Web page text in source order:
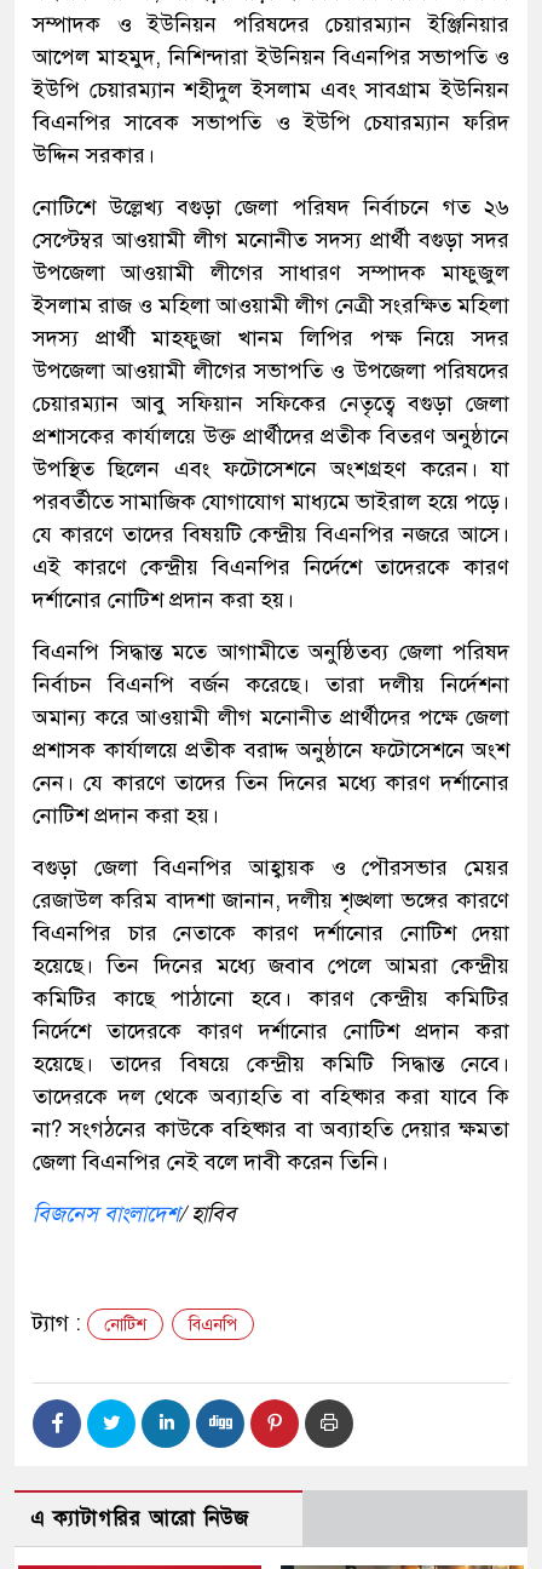
সম্পাদক ও ইউনিয়ন পরিষদের চেয়ারম্যান ইঞ্জিনিয়ার
আপেল মাহমুদ, নিশিন্দারা ইউনিয়ন বিএনপির সভাপতি ও
ইউপি চেয়ারম্যান শহীদুল ইসলাম এবং সাবগ্রাম ইউনিয়ন
বিএনপির সাবেক সভাপতি ও ইউপি চেযারম্যান ফরিদ
উদ্দিন সরকার।
নোটিশে উল্লেখ্য বগুড়া জেলা পরিষদ নির্বাচনে গত ২৬
সেপ্টেম্বর আওয়ামী লীগ মনোনীত সদস্য প্রার্থী বগুড়া সদর
উপজেলা আওয়ামী লীগের সাধারণ সম্পাদক মাফুজুল
ইসলাম রাজ ও মহিলা আওয়ামী লীগ নেত্রী সংরক্ষিত মহিলা
সদস্য প্রার্থী মাহফুজা খানম লিপির পক্ষ নিয়ে সদর
উপজেলা আওয়ামী লীগের সভাপতি ও উপজেলা পরিষদের
চেয়ারম্যান আবু সফিয়ান সফিকের নেতৃত্বে বগুড়া জেলা
প্রশাসকের কার্যালয়ে উক্ত প্রার্থীদের প্রতীক বিতরণ অনুষ্ঠানে
উপস্থিত ছিলেন এবং ফটোসেশনে অংশগ্রহণ করেন। যা
পরবর্তীতে সামাজিক যোগাযোগ মাধ্যমে ভাইরাল হয়ে পড়ে।
যে কারণে তাদের বিষয়টি কেন্দ্রীয় বিএনপির নজরে আসে।
এই কারণে কেন্দ্রীয় বিএনপির নির্দেশে তাদেরকে কারণ
দর্শানোর নোটিশ প্রদান করা হয়।
বিএনপি সিদ্ধান্ত মতে আগামীতে অনুষ্ঠিতব্য জেলা পরিষদ
নির্বাচন বিএনপি বর্জন করেছে। তারা দলীয় নির্দেশনা
অমান্য করে আওয়ামী লীগ মনোনীত প্রার্থীদের পক্ষে জেলা
প্রশাসক কার্যালয়ে প্রতীক বরাদ্দ অনুষ্ঠানে ফটোসেশনে অংশ
নেন। যে কারণে তাদের তিন দিনের মধ্যে কারণ দর্শানোর
নোটিশ প্রদান করা হয়।
বগুড়া জেলা বিএনপির আহ্বায়ক ও পৌরসভার মেয়র
রেজাউল করিম বাদশা জানান, দলীয় শৃঙ্খলা ভঙ্গের কারণে
বিএনপির চার নেতাকে কারণ দর্শানোর নোটিশ দেয়া
হয়েছে। তিন দিনের মধ্যে জবাব পেলে আমরা কেন্দ্রীয়
কমিটির কাছে পাঠানো হবে। কারণ কেন্দ্রীয় কমিটির
নির্দেশে তাদেরকে কারণ দর্শানোর নোটিশ প্রদান করা
হয়েছে। তাদের বিষয়ে কেন্দ্রীয় কমিটি সিদ্ধান্ত নেবে।
তাদেরকে দল থেকে অব্যাহতি বা বহিষ্কার করা যাবে কি
না? সংগঠনের কাউকে বহিষ্কার বা অব্যাহতি দেয়ার ক্ষমতা
জেলা বিএনপির নেই বলে দাবী করেন তিনি।
বিজনেস বাংলাদেশ/ হাবিব
ট্যাগ : নোটিশ বিএনপি
এ ক্যাটাগরির আরো নিউজ